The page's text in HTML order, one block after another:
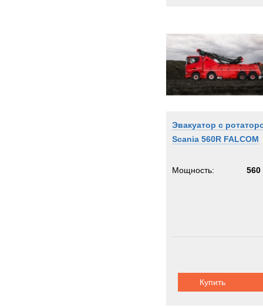
Эвакуатор с
Scania 560R FALCOM
Мощность: 560
Купить